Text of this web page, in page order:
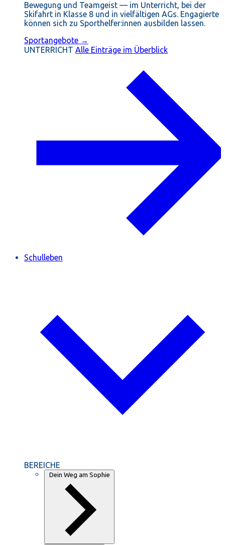
Bewegung und Teamgeist — im Unterricht, bei der
Skifahrt in Klasse 8 und in vielfältigen AGs. Engagierte
können sich zu Sporthelfer:innen ausbilden lassen.
Sportangebote →
UNTERRICHT Alle Einträge im Überblick
Schulleben
BEREICHE
Dein Weg am Sophie